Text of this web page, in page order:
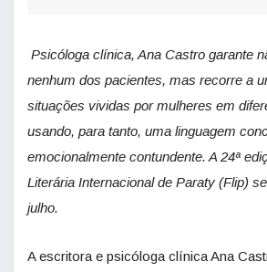
Psicóloga clínica, Ana Castro garante
nenhum dos pacientes, mas recorre a
situações vividas por mulheres em
usando, para tanto, uma linguagem
emocionalmente contundente. A 24ª
Literária Internacional de Paraty (Flip)
julho.
A escritora e psicóloga clínica Ana